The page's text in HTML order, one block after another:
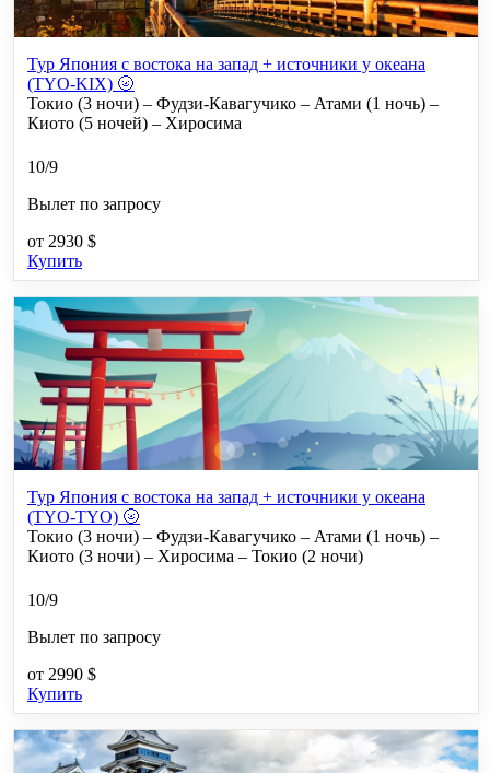
Тур Япония с востока на запад + источники у океана
(TYO-KIX) 🌝
Токио (3 ночи) – Фудзи-Кавагучико – Атами (1 ночь) –
Киото (5 ночей) – Хиросима
10/9
Вылет по запросу
от 2930 $
Купить
Тур Япония с востока на запад + источники у океана
(TYO-TYO) 🌝
Токио (3 ночи) – Фудзи-Кавагучико – Атами (1 ночь) –
Киото (3 ночи) – Хиросима – Токио (2 ночи)
10/9
Вылет по запросу
от 2990 $
Купить